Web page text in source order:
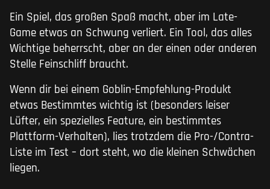
Ein Spiel, das großen Spaß macht, aber im Late-
Game etwas an Schwung verliert. Ein Tool, das alles
Wichtige beherrscht, aber an der einen oder anderen
Stelle Feinschliff braucht.
Wenn dir bei einem Goblin-Empfehlung-Produkt
etwas Bestimmtes wichtig ist (besonders leiser
Lüfter, ein spezielles Feature, ein bestimmtes
Plattform-Verhalten), lies trotzdem die Pro-/Contra-
Liste im Test – dort steht, wo die kleinen Schwächen
liegen.